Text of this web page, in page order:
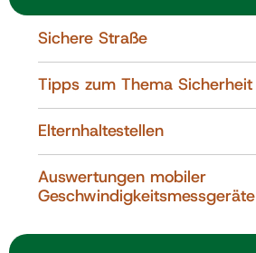
Sichere Straße
Tipps zum Thema Sicherheit
Elternhaltestellen
Auswertungen mobiler
Geschwindigkeitsmessgeräte